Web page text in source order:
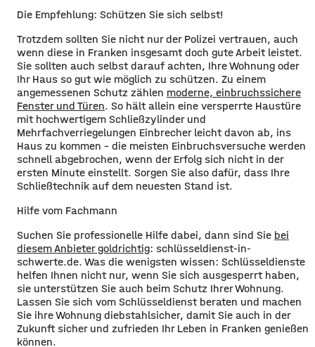
Die Empfehlung: Schützen Sie sich selbst!
Trotzdem sollten Sie nicht nur der Polizei vertrauen, auch
wenn diese in Franken insgesamt doch gute Arbeit leistet.
Sie sollten auch selbst darauf achten, Ihre Wohnung oder
Ihr Haus so gut wie möglich zu schützen. Zu einem
angemessenen Schutz zählen moderne, einbruchssichere
Fenster und Türen. So hält allein eine versperrte Haustüre
mit hochwertigem Schließzylinder und
Mehrfachverriegelungen Einbrecher leicht davon ab, ins
Haus zu kommen – die meisten Einbruchsversuche werden
schnell abgebrochen, wenn der Erfolg sich nicht in der
ersten Minute einstellt. Sorgen Sie also dafür, dass Ihre
Schließtechnik auf dem neuesten Stand ist.
Hilfe vom Fachmann
Suchen Sie professionelle Hilfe dabei, dann sind Sie bei
diesem Anbieter goldrichtig: schlüsseldienst-in-
schwerte.de. Was die wenigsten wissen: Schlüsseldienste
helfen Ihnen nicht nur, wenn Sie sich ausgesperrt haben,
sie unterstützen Sie auch beim Schutz Ihrer Wohnung.
Lassen Sie sich vom Schlüsseldienst beraten und machen
Sie ihre Wohnung diebstahlsicher, damit Sie auch in der
Zukunft sicher und zufrieden Ihr Leben in Franken genießen
können.